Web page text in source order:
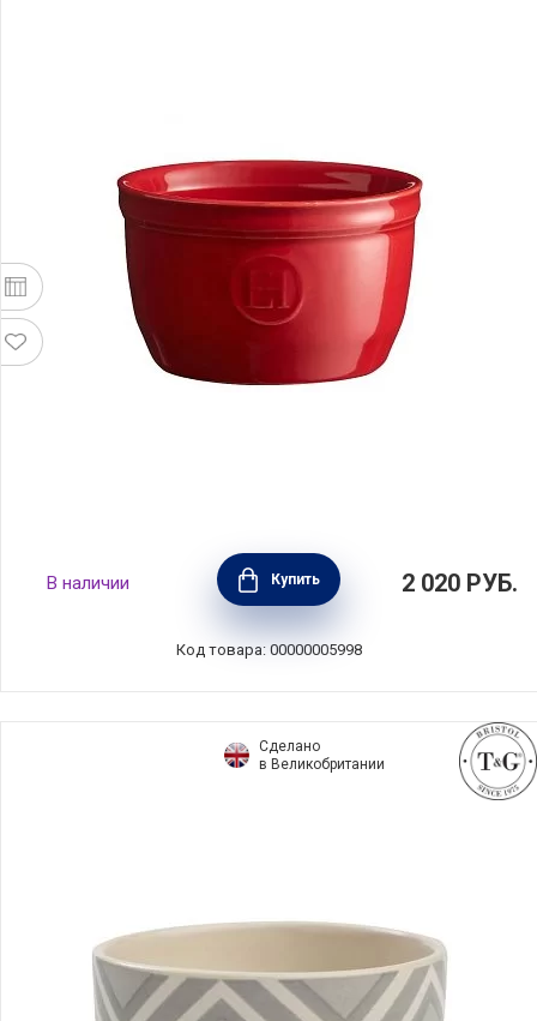
Рамекин №9 9см, гранат, Emile Henry, 341009
В наличии
Купить 2 020 РУБ.
Код товара: 00000005998
Сделано
в Великобритании